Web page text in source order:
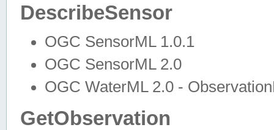
DescribeSensor
OGC SensorML 1.0.1
OGC SensorML 2.0
OGC WaterML 2.0 -
GetObservation